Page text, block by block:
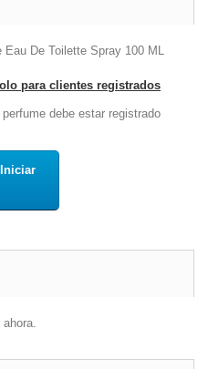
De Toilette Spray 100 ML
para clientes registrados
debe estar registrado